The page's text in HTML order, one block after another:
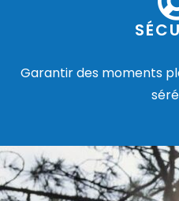
Garantir des moments